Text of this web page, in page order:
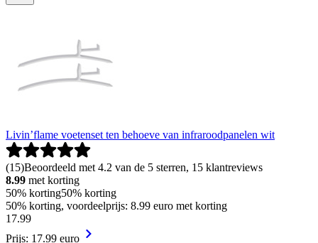
Livin’flame voetenset ten behoeve van infraroodpanelen wit
(15)Beoordeeld met 4.2 van de 5 sterren, 15 klantreviews
8.99 met korting
50% korting50% korting
50% korting, voordeelprijs: 8.99 euro met korting
17.99
Prijs: 17.99 euro